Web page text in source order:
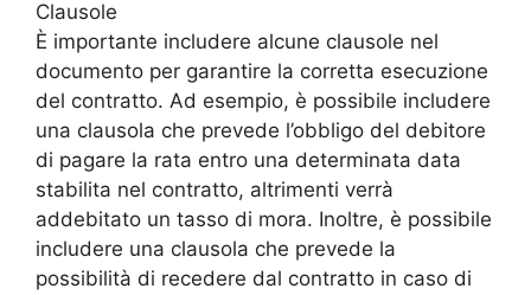
Clausole
È importante includere alcune clausole nel
documento per garantire la corretta esecuzione
del contratto. Ad esempio, è possibile includere
una clausola che prevede l’obbligo del debitore
di pagare la rata entro una determinata data
stabilita nel contratto, altrimenti verrà
addebitato un tasso di mora. Inoltre, è possibile
includere una clausola che prevede la
possibilità di recedere dal contratto in caso di